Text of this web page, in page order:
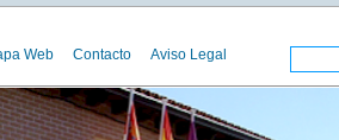
Web Contacto Aviso Legal